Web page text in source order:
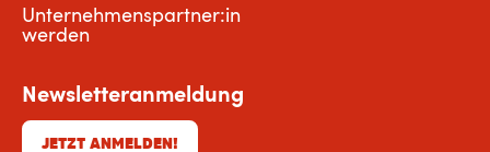
Unternehmenspartner:in
werden
Newsletteranmeldung
JETZT ANMELDEN!